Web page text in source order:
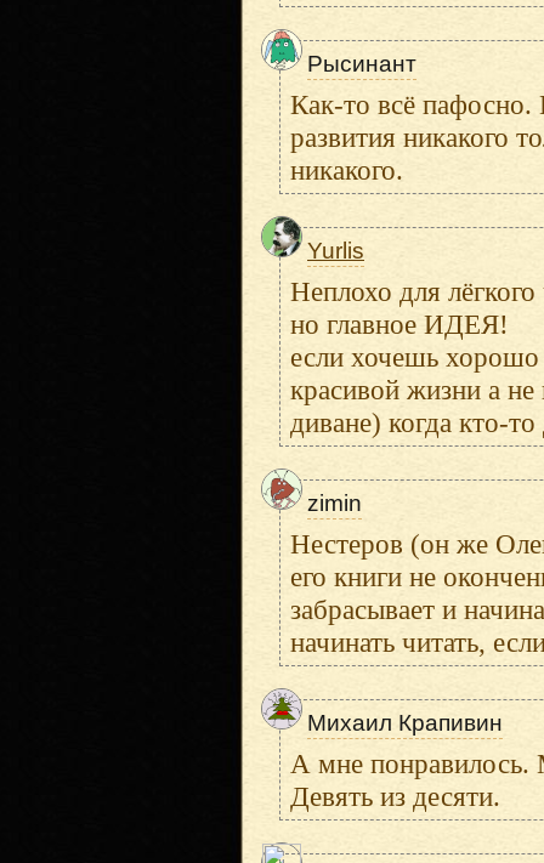
Рысинант
Как-то всё
развития никакого
никакого.
Yurlis
Неплохо для лёгкого
но главное ИДЕЯ!
если хочешь
красивой жизни а
диване) когда кто-
zimin
Нестеров (он же
его книги не
забрасывает и
начинать читать,
Михаил Крапивин
А мне понравилось.
Девять из десяти.